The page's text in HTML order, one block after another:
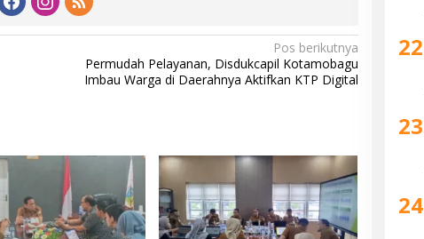
Pos berikutnya
Permudah Pelayanan, Disdukcapil Kotamobagu
Imbau Warga di Daerahnya Aktifkan KTP Digital
22
23
24